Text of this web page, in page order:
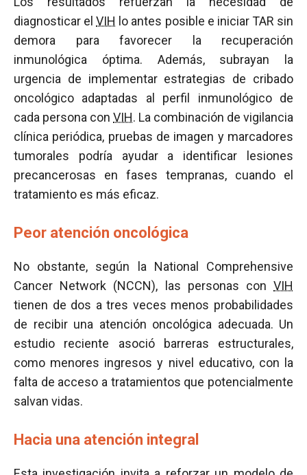
diagnosticar elVIH lo antes posible e iniciar TAR sin
demora para favorecer la recuperación
inmunológica óptima. Además, subrayan la
urgencia de implementar estrategias de cribado
oncológico adaptadas al perfil inmunológico de
cada persona con VIH. La combinación de vigilancia
clínica periódica, pruebas de imagen y marcadores
tumorales podría ayudar a identificar lesiones
precancerosas en fases tempranas, cuando el
tratamiento es más eficaz.
Peor atención oncológica
No obstante, según la National Comprehensive
Cancer Network (NCCN), las personas con VIH
tienen de dos a tres veces menos probabilidades
de recibir una atención oncológica adecuada. Un
estudio reciente asoció barreras estructurales,
como menores ingresos y nivel educativo, con la
falta de acceso a tratamientos que potencialmente
salvan vidas.
Hacia una atención integral